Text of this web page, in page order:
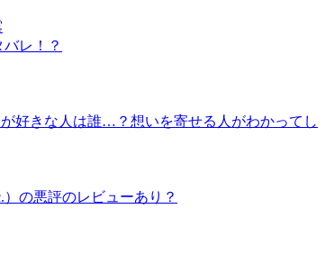
レ！？
好きな人は誰…？想いを寄せる人がわかってし
の悪評のレビューあり？